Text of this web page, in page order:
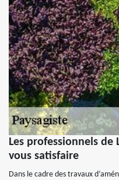
Les professionnels
vous satisfaire
Dans le cadre des travaux